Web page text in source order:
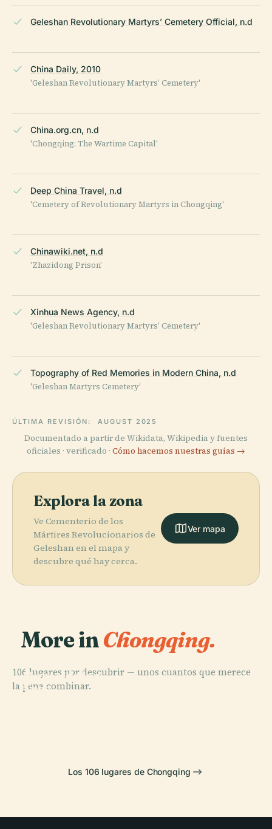
Geleshan Revolutionary Martyrs’ Cemetery Official, n.d
China Daily, 2010
'Geleshan Revolutionary Martyrs’ Cemetery'
China.org.cn, n.d
'Chongqing: The Wartime Capital'
Deep China Travel, n.d
'Cemetery of Revolutionary Martyrs in Chongqing'
Chinawiki.net, n.d
'Zhazidong Prison'
Xinhua News Agency, n.d
'Geleshan Revolutionary Martyrs’ Cemetery'
Topography of Red Memories in Modern China, n.d
'Geleshan Martyrs Cemetery'
ÚLTIMA REVISIÓN: AUGUST 2025
Documentado a partir de Wikidata, Wikipedia y fuentes
oficiales · verificado · Cómo hacemos nuestras guías →
Explora la zona
Ve Cementerio de los
Mártires Revolucionarios de
Geleshan en el mapa y
descubre qué hay cerca.
Ver mapa
More inChongqing.
106 lugares por descubrir — unos cuantos que merece
la pena combinar.
Museo de las
Tres
PLACE
PLACE
Los 106 lugares de Chongqing